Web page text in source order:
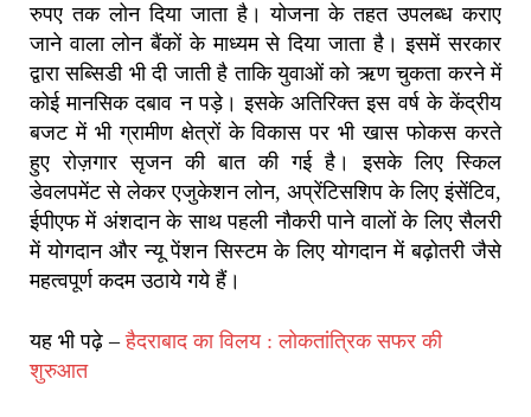
रुपए तक लोन दिया जाता है। योजना के तहत उपलब्ध कराए
जाने वाला लोन बैंकों के माध्यम से दिया जाता है। इसमें सरकार
द्वारा सब्सिडी भी दी जाती है ताकि युवाओं को ऋण चुकता करने में
कोई मानसिक दबाव न पड़े। इसके अतिरिक्त इस वर्ष के केंद्रीय
बजट में भी ग्रामीण क्षेत्रों के विकास पर भी खास फोकस करते
हुए रोज़गार सृजन की बात की गई है। इसके लिए स्किल
डेवलपमेंट से लेकर एजुकेशन लोन, अप्रेंटिसशिप के लिए इंसेंटिव,
ईपीएफ में अंशदान के साथ पहली नौकरी पाने वालों के लिए सैलरी
में योगदान और न्यू पेंशन सिस्टम के लिए योगदान में बढ़ोतरी जैसे
महत्वपूर्ण कदम उठाये गये हैं।
यह भी पढ़े –हैदराबाद का विलय : लोकतांत्रिक सफर की
शुरुआत